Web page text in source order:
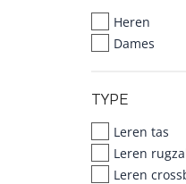
Heren
Dames
TYPE
Leren tas
Leren
Leren